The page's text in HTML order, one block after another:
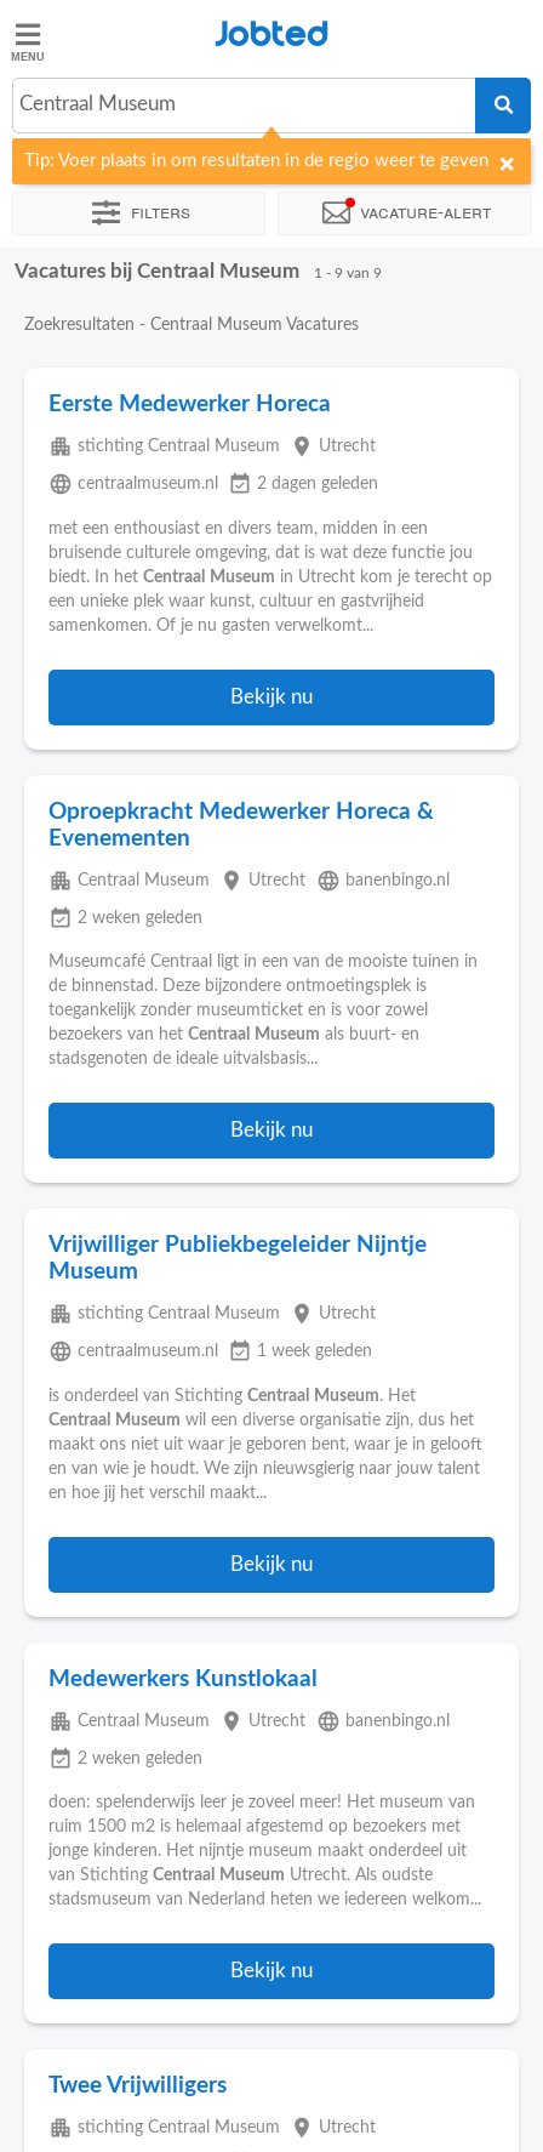
Jobted
Vacatures
Jobted
Centraal Museum
Tip: Voer plaats in om resultaten in de regio weer te geven
Filters Vacature-alert
Sorteer op Bedrijf Soort dienstverband
Vacatures bij Centraal Museum 1 - 9 van 9
Zoekresultaten - Centraal Museum Vacatures
Eerste Medewerker Horeca
apartment stichting Centraal Museum place Utrecht
language centraalmuseum.nl event_available 2 dagen geleden
met een enthousiast en divers team, midden in een
bruisende culturele omgeving, dat is wat deze functie jou
biedt. In het Centraal Museum in Utrecht kom je terecht op
een unieke plek waar kunst, cultuur en gastvrijheid
samenkomen. Of je nu gasten verwelkomt...
Bekijk nu
Oproepkracht Medewerker Horeca &
Evenementen
apartment Centraal Museum place Utrecht language banenbingo.nl
event_available 2 weken geleden
Museumcafé Centraal ligt in een van de mooiste tuinen in
de binnenstad. Deze bijzondere ontmoetingsplek is
toegankelijk zonder museumticket en is voor zowel
bezoekers van het Centraal Museum als buurt- en
stadsgenoten de ideale uitvalsbasis...
Bekijk nu
Vrijwilliger Publiekbegeleider Nijntje
Museum
apartment stichting Centraal Museum place Utrecht
language centraalmuseum.nl event_available 1 week geleden
is onderdeel van Stichting Centraal Museum. Het
Centraal
Museum wil een diverse organisatie zijn, dus het
maakt ons niet uit waar je geboren bent, waar je in gelooft
en van wie je houdt. We zijn nieuwsgierig naar jouw talent
en hoe jij het verschil maakt...
Bekijk nu
Medewerkers Kunstlokaal
apartment Centraal Museum place Utrecht language banenbingo.nl
event_available 2 weken geleden
doen: spelenderwijs leer je zoveel meer! Het museum van
ruim 1500 m2 is helemaal afgestemd op bezoekers met
jonge kinderen. Het nijntje museum maakt onderdeel uit
van Stichting Centraal Museum Utrecht. Als oudste
stadsmuseum van Nederland heten we iedereen welkom...
Bekijk nu
Twee Vrijwilligers
apartment stichting Centraal Museum place Utrecht